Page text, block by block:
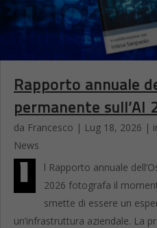
Rapporto annuale
permanente sull’AI
da Francesco | Lug 18, 2026 |
News
I
l Rapporto annuale
2026 fotografa il
smette di essere un
un’infrastruttura aziendale. La